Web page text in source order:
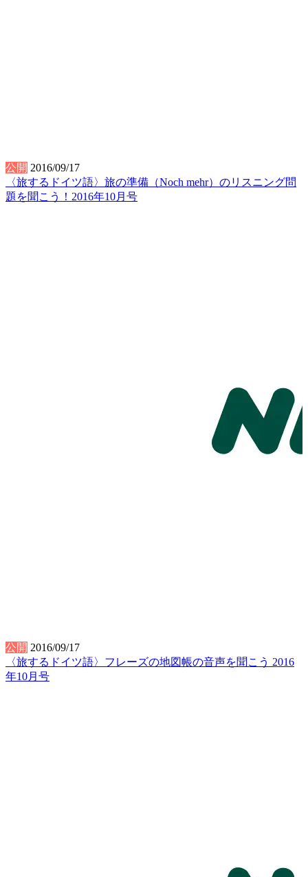
公開 2016/09/17
〈旅するドイツ語〉旅の準備（Noch mehr）のリスニング問
題を聞こう！2016年10月号
公開 2016/09/17
〈旅するドイツ語〉フレーズの地図帳の音声を聞こう 2016
年10月号